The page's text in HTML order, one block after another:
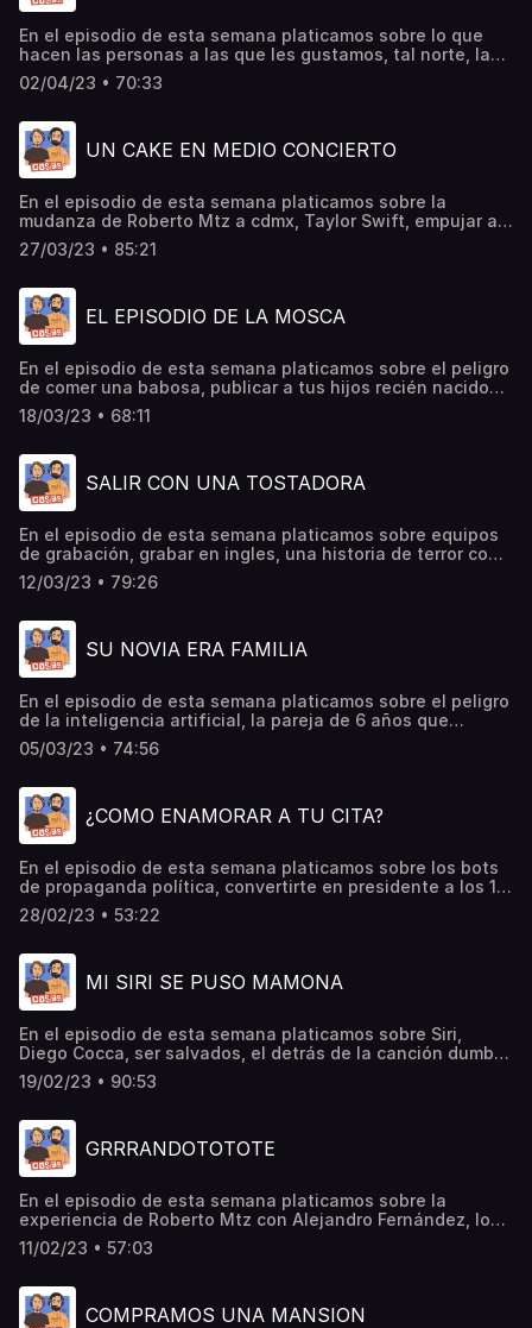
En el episodio de esta semana platicamos sobre lo que
hacen las personas a las que les gustamos, tal norte, la
seguridad de los festivales, el robo de celulares, criticar a
personas por su ingles, el gran chiste de Elon Musk, las
muchas cosas más…
02/04/23 • 70:33
UN CAKE EN MEDIO CONCIERTO
En el episodio de esta semana platicamos sobre la
mudanza de Roberto Mtz a cdmx, Taylor Swift, empujar a
personas en conciertos, el detrás de Pokemon mewtwo, el
final de cosas, lo que hacían los niños antes de tener un
gentrificacion de Tepito y muchas cosas más…
27/03/23 • 85:21
EL EPISODIO DE LA MOSCA
En el episodio de esta semana platicamos sobre el peligro
de comer una babosa, publicar a tus hijos recién nacidos
en redes sociales, ser influencia, los mosh pits, cuando
alguien se mete a tu propiedad y muchas cosas más…
18/03/23 • 68:11
SALIR CON UNA TOSTADORA
En el episodio de esta semana platicamos sobre equipos
de grabación, grabar en ingles, una historia de terror con
una ensalada, el nuevo modelo de Tesla, casarte con un
robot, el adpocalypse, las construcciones en avenidas
oscar y muchas cosas más…
12/03/23 • 79:26
SU NOVIA ERA FAMILIA
En el episodio de esta semana platicamos sobre el peligro
de la inteligencia artificial, la pareja de 6 años que
descubrió que eran hermanos, el rumor de la niña
salchicha en las escuelas, parecerte a tu pareja, lo que
Tesla, lo que no debes hacer en una gasolinera y muchas
cosas más…
05/03/23 • 74:56
¿COMO ENAMORAR A TU CITA?
En el episodio de esta semana platicamos sobre los bots
de propaganda política, convertirte en presidente a los 18
años, Madelein McCann, hacer tus citas memorables, the
whale, el fenómeno de adrián marcelo y muchas cosas
28/02/23 • 53:22
MI SIRI SE PUSO MAMONA
En el episodio de esta semana platicamos sobre Siri,
Diego Cocca, ser salvados, el detrás de la canción dumb
ways to die, el nihilismo, llorar en películas, la
cancelación, Adidas, Kanye west, el medio tiempo de
19/02/23 • 90:53
GRRRANDOTOTOTE
En el episodio de esta semana platicamos sobre la
experiencia de Roberto Mtz con Alejandro Fernández, lo
que se ha ido perdiendo en esta generación, la comida
chatarra, desayunar cereal, LeBron James, el equipo que
más…
11/02/23 • 57:03
COMPRAMOS UNA MANSION